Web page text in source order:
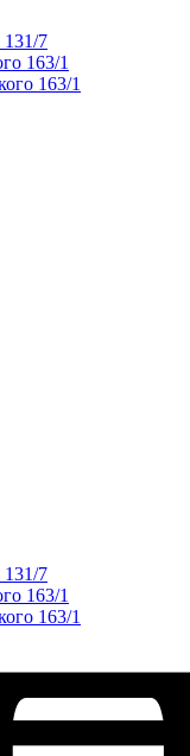
131/7
163/1
163/1
131/7
163/1
163/1